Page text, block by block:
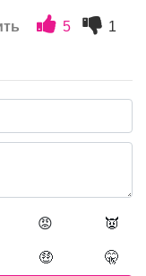
5
1
😡 👿
🤑 🤫